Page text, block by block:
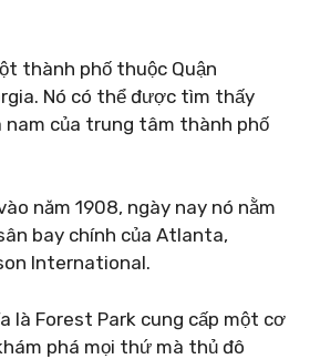
thành phố thuộc Quận
Nó có thể được tìm thấy
nam của trung tâm thành phố
năm 1908, ngày nay nó nằm
bay chính của Atlanta,
International.
là Forest Park cung cấp một cơ
phá mọi thứ mà thủ đô